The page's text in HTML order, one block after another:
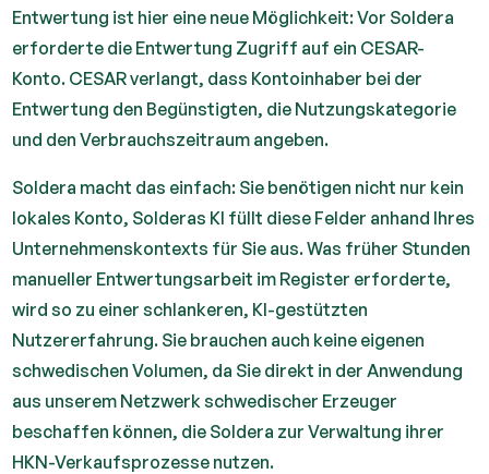
Entwertung ist hier eine neue Möglichkeit: Vor Soldera
erforderte die Entwertung Zugriff auf ein CESAR-
Konto. CESAR verlangt, dass Kontoinhaber bei der
Entwertung den Begünstigten, die Nutzungskategorie
und den Verbrauchszeitraum angeben.
Soldera macht das einfach: Sie benötigen nicht nur kein
lokales Konto, Solderas KI füllt diese Felder anhand Ihres
Unternehmenskontexts für Sie aus. Was früher Stunden
manueller Entwertungsarbeit im Register erforderte,
wird so zu einer schlankeren, KI-gestützten
Nutzererfahrung. Sie brauchen auch keine eigenen
schwedischen Volumen, da Sie direkt in der Anwendung
aus unserem Netzwerk schwedischer Erzeuger
beschaffen können, die Soldera zur Verwaltung ihrer
HKN-Verkaufsprozesse nutzen.